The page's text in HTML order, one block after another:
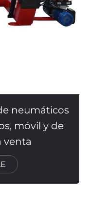
neumáticos
móvil y de
venta